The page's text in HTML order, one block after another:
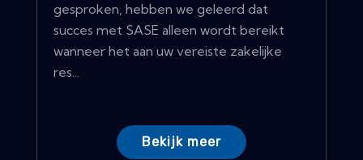
gesproken, hebben we geleerd dat
succes met SASE alleen wordt bereikt
wanneer het aan uw vereiste zakelijke
res...
Bekijk meer